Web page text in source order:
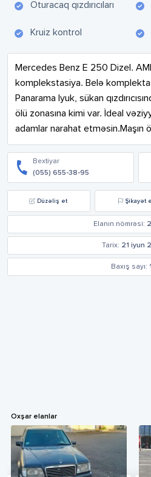
Oturacaq qızdırıcıları
Kruiz kontrol
Mercedes Benz E 250 Dizel.
komplekstasiya. Belə
Panarama lyuk, sükan
ölü zonasına kimi var. İdeal
adamlar narahat etməsin.Maşın
Bextiyar
(055) 655-38-95
Düzəliş et Şikayət
Elanın nömrəsi:
Tarix: 21 iyun
Baxış sayı:
Oxşar elanlar